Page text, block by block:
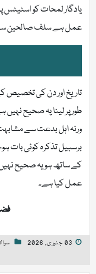
یادگار لمحات کو اسٹیٹس
عمل ہے سلف صالحین سے
تاریخ اور دن کی تخصیص
طور پر لینا یہ صحیح
ورنہ اہل بدعت سے
برسبیل تذکرہ کوئی بات
کے ساتھ ہو یہ صحیح
عمل کیا ہے۔
03 جنوری, 2026